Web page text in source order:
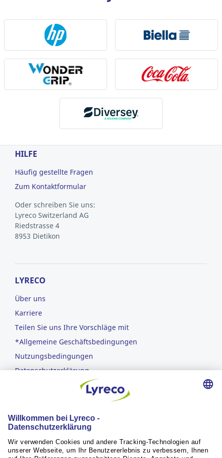
HILFE
Häufig gestellte Fragen
Zum Kontaktformular
Oder schreiben Sie uns:
Lyreco Switzerland AG
Riedstrasse 4
8953 Dietikon
LYRECO
Über uns
Karriere
Teilen Sie uns Ihre Vorschläge mit
*Allgemeine Geschäftsbedingungen
Nutzungsbedingungen
Datenschutzerklärung
Nachhaltige Entwicklung
GRATIS LIEFERUNG